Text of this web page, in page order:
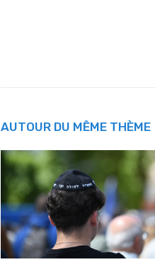
AUTOUR DU MÊME THÈME